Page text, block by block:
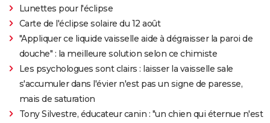
Lunettes pour l'éclipse
Carte de l'éclipse solaire du 12 août
"Appliquer ce liquide vaisselle aide à dégraisser la paroi de
douche" : la meilleure solution selon ce chimiste
Les psychologues sont clairs : laisser la vaisselle sale
s'accumuler dans l'évier n'est pas un signe de paresse,
mais de saturation
Tony Silvestre, éducateur canin : "un chien qui éternue n'est